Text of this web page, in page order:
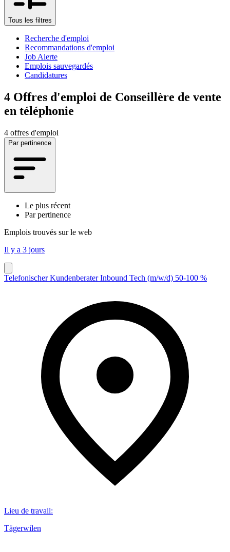
Tous les filtres
Recherche d'emploi
Recommandations d'emploi
Job Alerte
Emplois sauvegardés
Candidatures
4 Offres d'emploi de Conseillère de vente
en téléphonie
4 offres d'emploi
Par pertinence
Le plus récent
Par pertinence
Emplois trouvés sur le web
Il y a 3 jours
Telefonischer Kundenberater Inbound Tech (m/w/d) 50-100 %
Lieu de travail:
Tägerwilen